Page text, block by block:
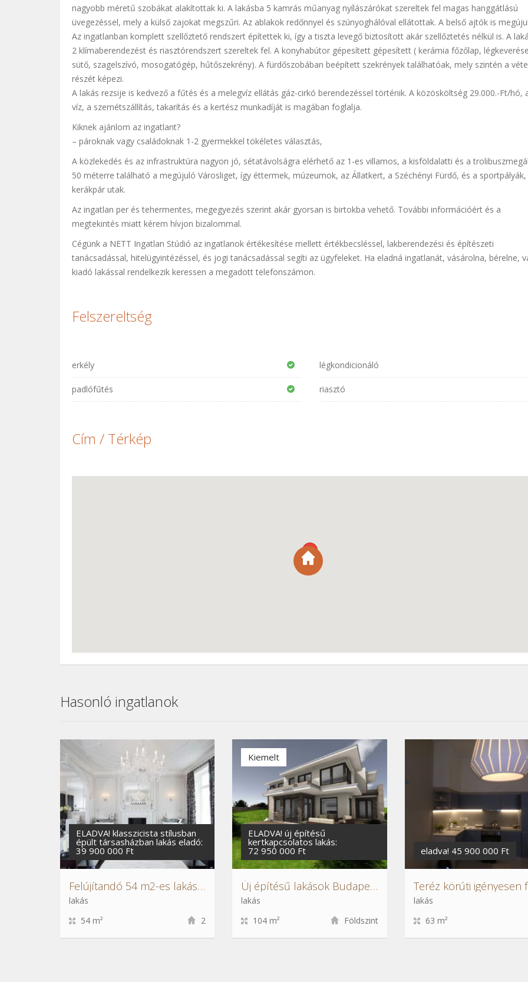
nagyobb méretű szobákat alakítottak ki. A lakásba 5 kamrás műanyag nyílászárókat szereltek fel magas hanggátlású
üvegezéssel, mely a külső zajokat megszűri. Az ablakok redőnnyel és szúnyoghálóval ellátottak. A belső ajtók is
Az ingatlanban komplett szellőztető rendszert építettek ki, így a tiszta levegő biztosított akár szellőztetés nélkül is. A
2 klímaberendezést és riasztórendszert szereltek fel. A konyhabútor gépesített gépesített ( kerámia főzőlap,
sütő, szagelszívó, mosogatógép, hűtőszekrény). A fürdőszobában beépített szekrények találhatóak, mely szintén a
részét képezi.
A lakás rezsije is kedvező a fűtés és a melegvíz ellátás gáz-cirkó berendezéssel történik. A közösköltség 29.000.-Ft/hó,
víz, a szemétszállítás, takarítás és a kertész munkadíját is magában foglalja.
Kiknek ajánlom az ingatlant?
– pároknak vagy családoknak 1-2 gyermekkel tökéletes választás,
A közlekedés és az infrastruktúra nagyon jó, sétatávolságra elérhető az 1-es villamos, a kisföldalatti és a
50 méterre található a megújuló Városliget, így éttermek, múzeumok, az Állatkert, a Széchényi Fürdő, és a sportpályák,
kerákpár utak.
Az ingatlan per és tehermentes, megegyezés szerint akár gyorsan is birtokba vehető. További információért és a
megtekintés miatt kérem hívjon bizalommal.
Cégünk a NETT Ingatlan Stúdió az ingatlanok értékesítése mellett értékbecsléssel, lakberendezési és építészeti
tanácsadással, hitelügyintézéssel, és jogi tanácsadással segíti az ügyfeleket. Ha eladná ingatlanát, vásárolna, bérelne,
kiadó lakással rendelkezik keressen a megadott telefonszámon.
Felszereltség
erkély légkondicionáló
padlófűtés riasztó
Cím / Térkép
Hasonló ingatlanok
ELADVA! klasszicista stílusban
épült társasházban lakás eladó:
39 900 000 Ft
Felújítandó 54 m2-es lakás a Blaha Lujza téren
lakás
54 m²
2
ELADVA! új építésű
kertkapcsolatos lakás:
72 950 000 Ft
Kiemelt
Új építésű lakások Budapest III. kerületben
lakás
104 m²
Földszint
eladva! 45 900 000 Ft
lakás
63 m²